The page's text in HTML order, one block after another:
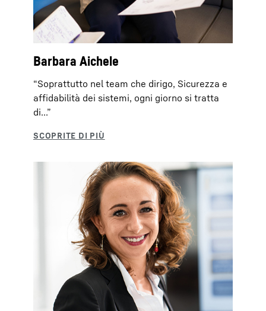
Barbara Aichele
“Soprattutto nel team che dirigo, Sicurezza e
affidabilità dei sistemi, ogni giorno si tratta
di...”